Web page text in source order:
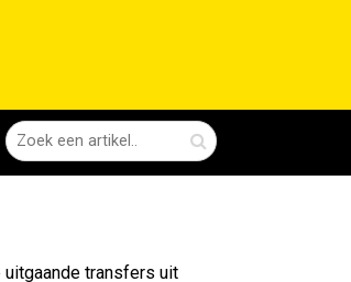
transfers uit